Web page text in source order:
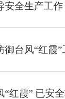
安全生产工作
台风“红霞
红霞” 已安